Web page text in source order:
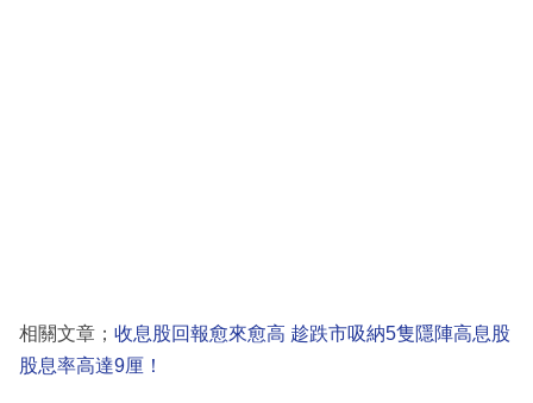
相關文章； 收息股回報愈來愈高 趁跌市吸納5隻隱陣高息股
股息率高達9厘！